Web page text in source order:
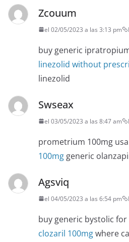
Zcouum
el 02/05/2023 a las 3:13 pm
buy generic
linezolid without
linezolid
Swseax
el 03/05/2023 a las 8:47 am
prometrium 100mg usa
100mg generic
Agsviq
el 04/05/2023 a las 6:54 pm
buy generic bystolic for
clozaril 100mgwhere